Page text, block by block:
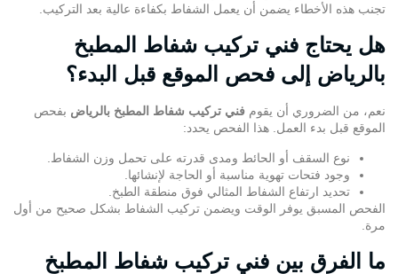
تجنب هذه الأخطاء يضمن أن يعمل الشفاط بكفاءة عالية بعد التركيب.
هل يحتاج فني تركيب شفاط المطبخ
بالرياض إلى فحص الموقع قبل البدء؟
نعم، من الضروري أن يقوم فني تركيب شفاط المطبخ بالرياض بفحص
الموقع قبل بدء العمل. هذا الفحص يحدد:
نوع السقف أو الحائط ومدى قدرته على تحمل وزن الشفاط.
وجود فتحات تهوية مناسبة أو الحاجة لإنشائها.
تحديد ارتفاع الشفاط المثالي فوق منطقة الطبخ.
الفحص المسبق يوفر الوقت ويضمن تركيب الشفاط بشكل صحيح من أول
مرة.
ما الفرق بين فني تركيب شفاط المطبخ